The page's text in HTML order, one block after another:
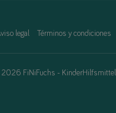
legal Términos y condiciones
FiNiFuchs -